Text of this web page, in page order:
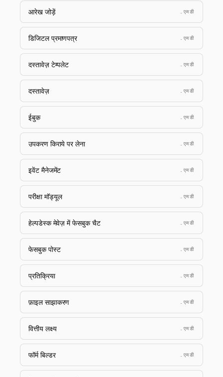
आरेख जोड़ें .एमडी
डिजिटल प्रमाणपत्र .एमडी
दस्तावेज़ टेम्पलेट .एमडी
दस्तावेज़ .एमडी
ईबुक .एमडी
उपकरण किराये पर लेना .एमडी
इवेंट मैनेजमेंट .एमडी
परीक्षा मॉड्यूल .एमडी
हेल्पडेस्क मेवेज़ में फेसबुक चैट .एमडी
फेसबुक पोस्ट .एमडी
प्रतिक्रिया .एमडी
फ़ाइल साझाकरण .एमडी
वित्तीय लक्ष्य .एमडी
फॉर्म बिल्डर .एमडी